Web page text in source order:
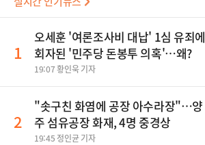
1
오세훈 '여론조사비 대납' 1심 유죄에
회자된 '민주당 돈봉투 의혹'…왜?
19:07 황인욱 기자
2
"솟구친 화염에 공장 아수라장"…양
주 섬유공장 화재, 4명 중경상
19:45 정인균 기자